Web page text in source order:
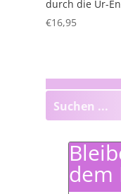
durch die Ur-
€16,95
dem